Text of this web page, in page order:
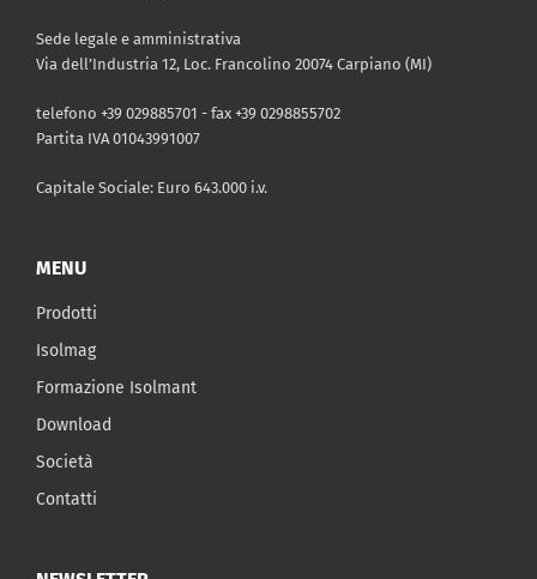
Sede legale e amministrativa
Via dell’Industria 12, Loc. Francolino 20074 Carpiano (MI)
telefono +39 029885701 - fax +39 0298855702
Partita IVA 01043991007
Capitale Sociale: Euro 643.000 i.v.
MENU
Prodotti
Isolmag
Formazione Isolmant
Download
Società
Contatti